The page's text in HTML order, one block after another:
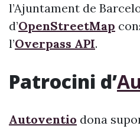
l’Ajuntament de
d’OpenStreetMap
l’Overpass API.
Patrocini d’
Autoventio dona